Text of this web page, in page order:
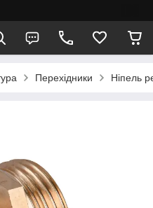
Перехідники Ніпель